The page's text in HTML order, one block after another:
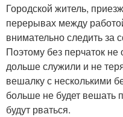
Городской житель,
перерывах между
внимательно следить за
Поэтому без перчаток
дольше служили и не
вешалку с несколькими
больше не будет вешать
будут рваться.